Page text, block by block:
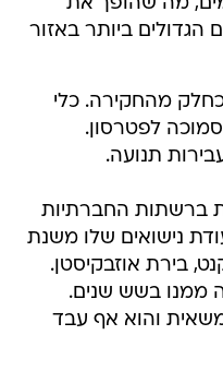
הגדולים ביותר באזור
מהחקירה. כלי
לפטרסון.
תנועה.
ברשתות החברתיות
נישואים שלו משנת
בירת אוזבקיסטן.
ממנו בשש שנים.
משאית והוא אף עבד